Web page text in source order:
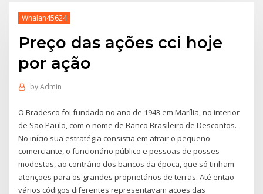
Whalan45624
Preço das ações cci hoje
por ação
byAdmin
O Bradesco foi fundado no ano de 1943 em Marília, no interior
de São Paulo, com o nome de Banco Brasileiro de Descontos.
No início sua estratégia consistia em atrair o pequeno
comerciante, o funcionário público e pessoas de posses
modestas, ao contrário dos bancos da época, que só tinham
atenções para os grandes proprietários de terras. Até então
vários códigos diferentes representavam ações das